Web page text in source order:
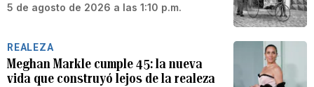
5 de agosto de 2026 a las 1:10 p.m.
REALEZA
Meghan Markle cumple 45: la nueva
vida que construyó lejos de la realeza